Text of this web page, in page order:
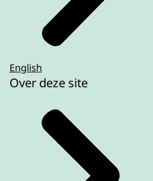
English
Over deze site